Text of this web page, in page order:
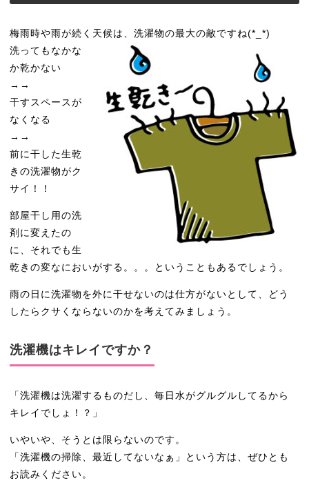
梅雨時や雨が続く天候は、洗濯物の最大の敵ですね(*_*)
洗ってもなかな
か乾かない
→→
干すスペースが
なくなる
→→
前に干した生乾
きの洗濯物がク
サイ！！
部屋干し用の洗
剤に変えたの
に、それでも生
乾きの変なにおいがする。。。ということもあるでしょう。
雨の日に洗濯物を外に干せないのは仕方がないとして、どう
したらクサくならないのかを考えてみましょう。
洗濯機はキレイですか？
「洗濯機は洗濯するものだし、毎日水がグルグルしてるから
キレイでしょ！？」
いやいや、そうとは限らないのです。
「洗濯機の掃除、最近してないなぁ」という方は、ぜひとも
お読みください。